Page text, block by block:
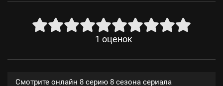
1 оценок
Смотрите онлайн 8 серию 8 сезона сериала